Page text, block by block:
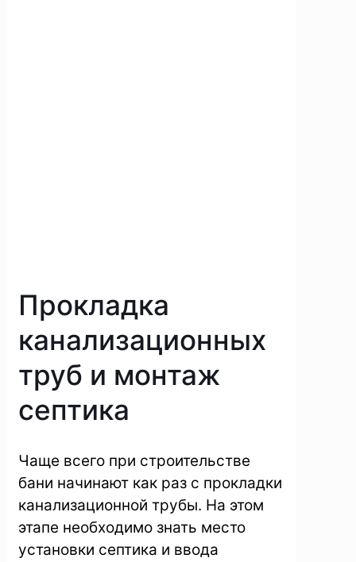
Прокладка
канализационных
труб и монтаж
септика
Чаще всего при строительстве
бани начинают как раз с прокладки
канализационной трубы. На этом
этапе необходимо знать место
установки септика и ввода